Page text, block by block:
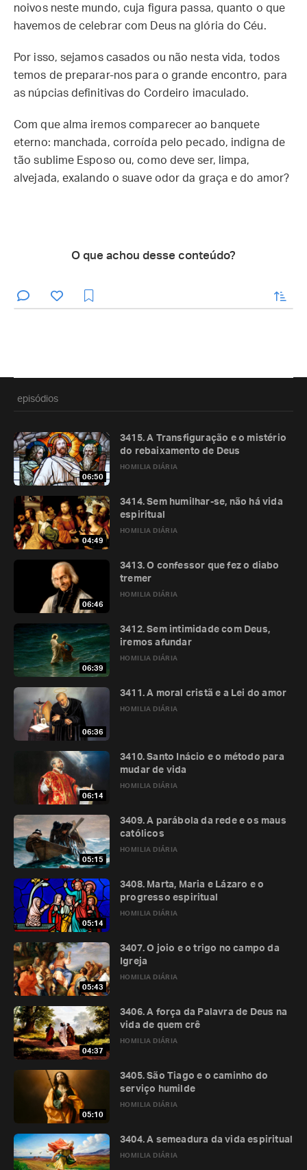
noivos neste mundo, cuja figura passa, quanto o que
havemos de celebrar com Deus na glória do Céu.
Por isso, sejamos casados ou não nesta vida, todos
temos de preparar-nos para o grande encontro, para
as núpcias definitivas do Cordeiro imaculado.
Com que alma iremos comparecer ao banquete
eterno: manchada, corroída pelo pecado, indigna de
tão sublime Esposo ou, como deve ser, limpa,
alvejada, exalando o suave odor da graça e do amor?
O que achou desse conteúdo?
enviar
episódios
06:50
HOMILIA DIÁRIA
3415. A Transfiguração e o mistério
do rebaixamento de Deus
04:49
HOMILIA DIÁRIA
3414. Sem humilhar-se, não há vida
espiritual
06:46
HOMILIA DIÁRIA
3413. O confessor que fez o diabo
tremer
06:39
HOMILIA DIÁRIA
3412. Sem intimidade com Deus,
iremos afundar
06:36
HOMILIA DIÁRIA
3411. A moral cristã e a Lei do amor
06:14
HOMILIA DIÁRIA
3410. Santo Inácio e o método para
mudar de vida
05:15
HOMILIA DIÁRIA
3409. A parábola da rede e os maus
católicos
05:14
HOMILIA DIÁRIA
3408. Marta, Maria e Lázaro e o
progresso espiritual
05:43
HOMILIA DIÁRIA
3407. O joio e o trigo no campo da
Igreja
04:37
HOMILIA DIÁRIA
3406. A força da Palavra de Deus na
vida de quem crê
05:10
HOMILIA DIÁRIA
3405. São Tiago e o caminho do
serviço humilde
HOMILIA DIÁRIA
3404. A semeadura da vida espiritual